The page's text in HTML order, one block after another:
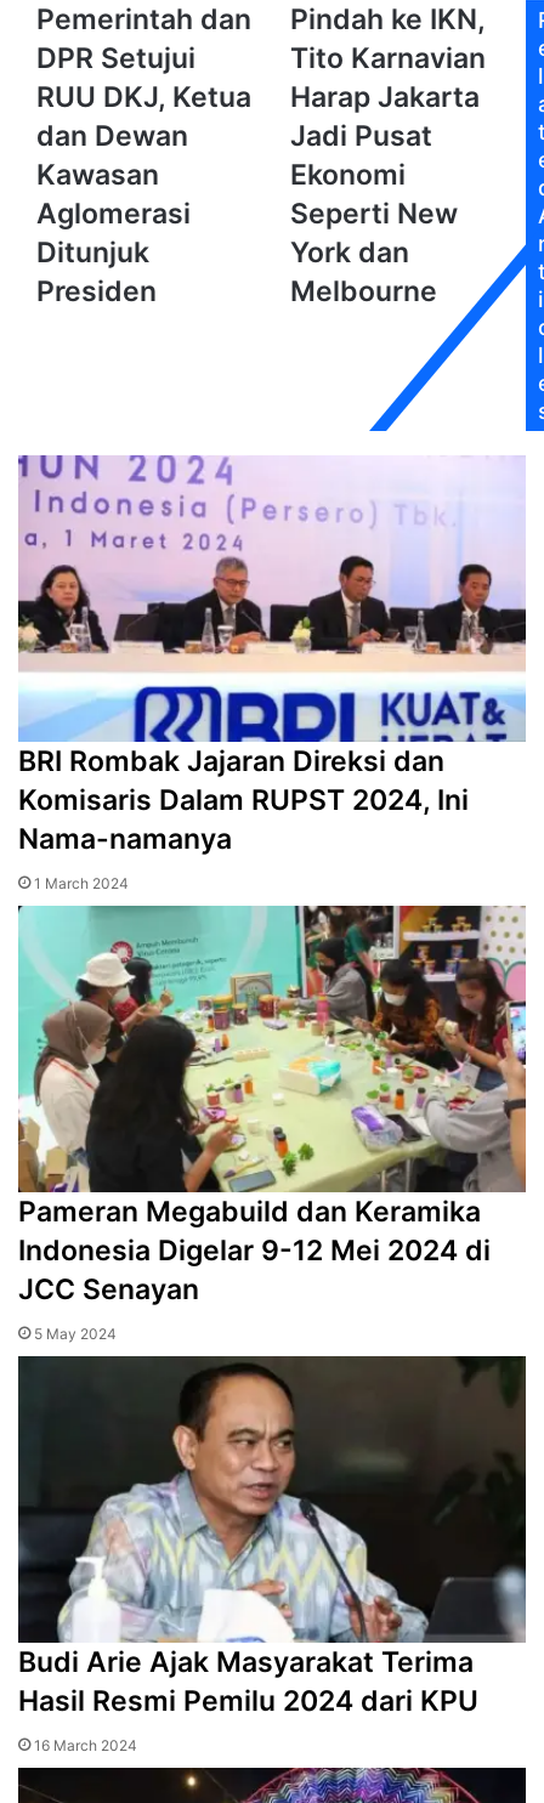
Pemerintah
dan
DPR
Setujui
RUU
DKJ,
Ketua
dan
Dewan
Kawasan
Aglomerasi
Ditunjuk
Pemerintah dan
DPR Setujui
RUU DKJ, Ketua
dan Dewan
Kawasan
Aglomerasi
Ditunjuk
Presiden
Pindah
IKN,
Tito
Karnavian
Harap
Jakarta
Jadi
Pusat
Ekonomi
Seperti
New
Pindah ke IKN,
Tito Karnavian
Harap Jakarta
Jadi Pusat
Ekonomi
Seperti New
York dan
Melbourne
l
i
l
BRI Rombak Jajaran Direksi dan
Komisaris Dalam RUPST 2024, Ini
Nama-namanya
1 March 2024
Pameran Megabuild dan Keramika
Indonesia Digelar 9-12 Mei 2024 di
JCC Senayan
5 May 2024
Budi Arie Ajak Masyarakat Terima
Hasil Resmi Pemilu 2024 dari KPU
16 March 2024